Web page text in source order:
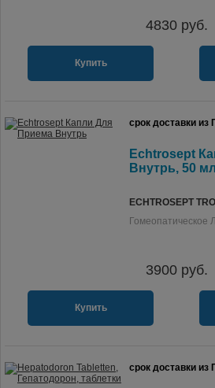
4830руб.
Купить
срок доставки из
Echtrosept
Внутрь, 50 мл
ECHTROSEPT
Гомеопатическое
3900руб.
Купить
срок доставки из